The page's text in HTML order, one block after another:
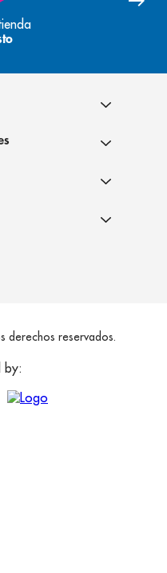
derechos reservados.
by: